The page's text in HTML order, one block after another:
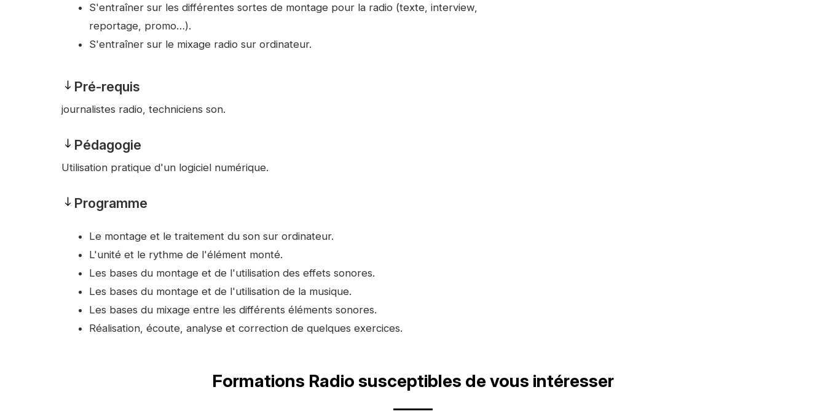
S'entraîner sur les différentes sortes de montage pour la radio (texte, interview,
reportage, promo…).
S'entraîner sur le mixage radio sur ordinateur.
Pré-requis
Pré-
journalistes radio, techniciens son.
Pédagogie
Pédagogie
Utilisation pratique d'un logiciel numérique.
Programme
Le montage et le traitement du son sur ordinateur.
L'unité et le rythme de l'élément monté.
Les bases du montage et de l'utilisation des effets sonores.
Les bases du montage et de l'utilisation de la musique.
Les bases du mixage entre les différents éléments sonores.
Réalisation, écoute, analyse et correction de quelques exercices.
Formations Radio susceptibles de vous intéresser